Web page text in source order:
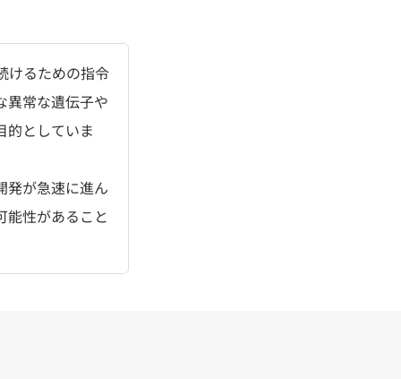
けるための指令
異常な遺伝子や
的としていま
発が急速に進ん
能性があること